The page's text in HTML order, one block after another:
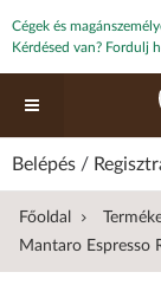
Cégek és
Kérdésed van? Fordulj
Belépés /
Főoldal
Mantaro Espresso